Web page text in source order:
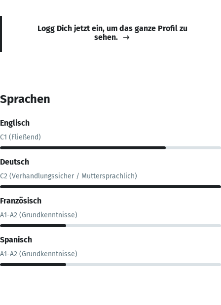
Logg Dich jetzt ein, um das ganze Profil zu
sehen.
Sprachen
Englisch
C1 (Fließend)
Deutsch
C2 (Verhandlungssicher / Muttersprachlich)
Französisch
A1-A2 (Grundkenntnisse)
Spanisch
A1-A2 (Grundkenntnisse)